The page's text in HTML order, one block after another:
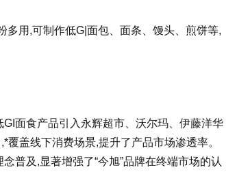
用,可制作低G|面包、面条、馒头、煎饼等,
面食产品引入永辉超市、沃尔玛、伊藤洋华
盖线下消费场景,提升了产品市场渗透率。
普及,显著增强了“今旭”品牌在终端市场的认